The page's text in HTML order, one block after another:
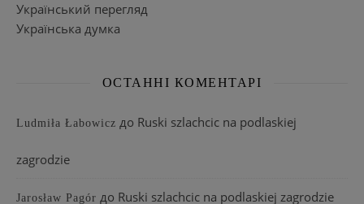
Український перегляд
Українська думка
ОСТАННІ КОМЕНТАРІ
Ludmiła Łabowicz до Ruski szlachcic na podlaskiej
zagrodzie
Jarosław Pagór до Ruski szlachcic na podlaskiej zagrodzie